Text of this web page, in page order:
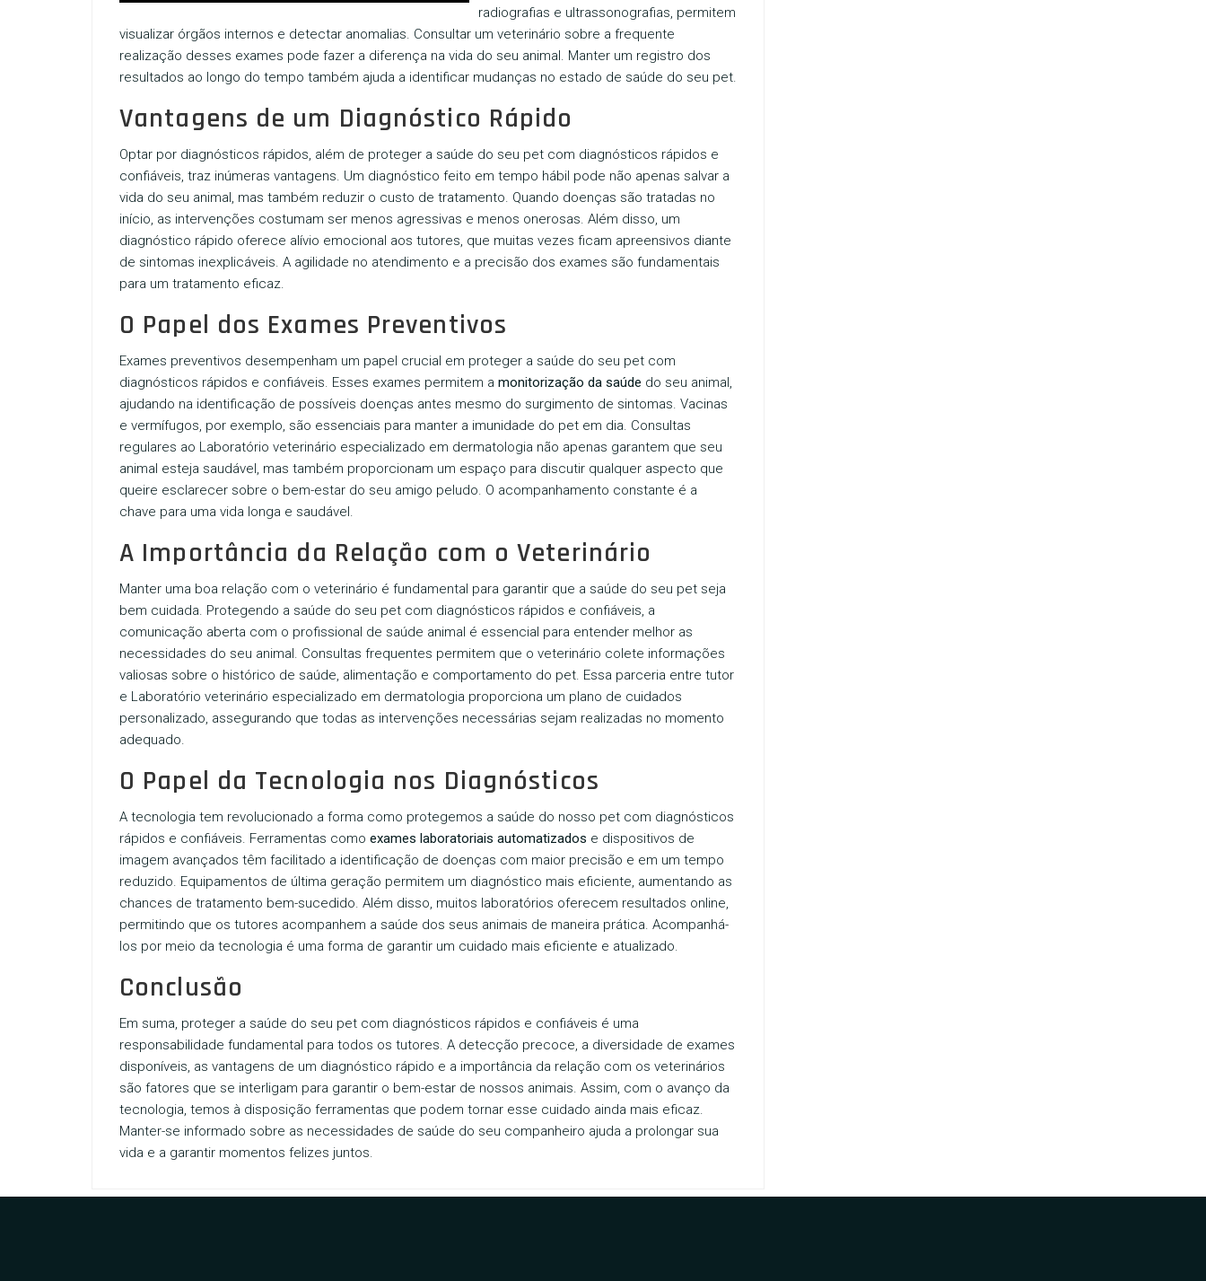
radiografias e ultrassonografias, permitem
visualizar órgãos internos e detectar anomalias. Consultar um veterinário sobre a frequente
realização desses exames pode fazer a diferença na vida do seu animal. Manter um registro dos
resultados ao longo do tempo também ajuda a identificar mudanças no estado de saúde do seu pet.
Vantagens de um Diagnóstico Rápido
Optar por diagnósticos rápidos, além de proteger a saúde do seu pet com diagnósticos rápidos e
confiáveis, traz inúmeras vantagens. Um diagnóstico feito em tempo hábil pode não apenas salvar a
vida do seu animal, mas também reduzir o custo de tratamento. Quando doenças são tratadas no
início, as intervenções costumam ser menos agressivas e menos onerosas. Além disso, um
diagnóstico rápido oferece alívio emocional aos tutores, que muitas vezes ficam apreensivos diante
de sintomas inexplicáveis. A agilidade no atendimento e a precisão dos exames são fundamentais
para um tratamento eficaz.
O Papel dos Exames Preventivos
Exames preventivos desempenham um papel crucial em proteger a saúde do seu pet com
diagnósticos rápidos e confiáveis. Esses exames permitem a monitorização da saúde do seu animal,
ajudando na identificação de possíveis doenças antes mesmo do surgimento de sintomas. Vacinas
e vermífugos, por exemplo, são essenciais para manter a imunidade do pet em dia. Consultas
regulares ao Laboratório veterinário especializado em dermatologia não apenas garantem que seu
animal esteja saudável, mas também proporcionam um espaço para discutir qualquer aspecto que
queire esclarecer sobre o bem-estar do seu amigo peludo. O acompanhamento constante é a
chave para uma vida longa e saudável.
A Importância da Relação com o Veterinário
Manter uma boa relação com o veterinário é fundamental para garantir que a saúde do seu pet seja
bem cuidada. Protegendo a saúde do seu pet com diagnósticos rápidos e confiáveis, a
comunicação aberta com o profissional de saúde animal é essencial para entender melhor as
necessidades do seu animal. Consultas frequentes permitem que o veterinário colete informações
valiosas sobre o histórico de saúde, alimentação e comportamento do pet. Essa parceria entre tutor
e Laboratório veterinário especializado em dermatologia proporciona um plano de cuidados
personalizado, assegurando que todas as intervenções necessárias sejam realizadas no momento
adequado.
O Papel da Tecnologia nos Diagnósticos
A tecnologia tem revolucionado a forma como protegemos a saúde do nosso pet com diagnósticos
rápidos e confiáveis. Ferramentas como exames laboratoriais automatizados e dispositivos de
imagem avançados têm facilitado a identificação de doenças com maior precisão e em um tempo
reduzido. Equipamentos de última geração permitem um diagnóstico mais eficiente, aumentando as
chances de tratamento bem-sucedido. Além disso, muitos laboratórios oferecem resultados online,
permitindo que os tutores acompanhem a saúde dos seus animais de maneira prática. Acompanhá-
los por meio da tecnologia é uma forma de garantir um cuidado mais eficiente e atualizado.
Conclusão
Em suma, proteger a saúde do seu pet com diagnósticos rápidos e confiáveis é uma
responsabilidade fundamental para todos os tutores. A detecção precoce, a diversidade de exames
disponíveis, as vantagens de um diagnóstico rápido e a importância da relação com os veterinários
são fatores que se interligam para garantir o bem-estar de nossos animais. Assim, com o avanço da
tecnologia, temos à disposição ferramentas que podem tornar esse cuidado ainda mais eficaz.
Manter-se informado sobre as necessidades de saúde do seu companheiro ajuda a prolongar sua
vida e a garantir momentos felizes juntos.